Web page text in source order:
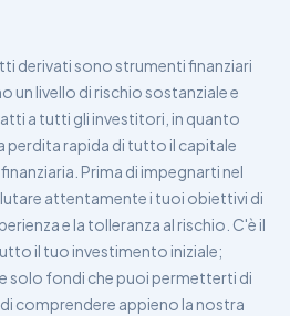
derivati ​​sono strumenti finanziari
un livello di rischio sostanziale e
a tutti gli investitori, in quanto
rapida di tutto il capitale
Prima di impegnarti nel
attentamente i tuoi obiettivi di
e la tolleranza al rischio. C'è il
il tuo investimento iniziale;
solo fondi che puoi permetterti di
comprendere appieno la nostra